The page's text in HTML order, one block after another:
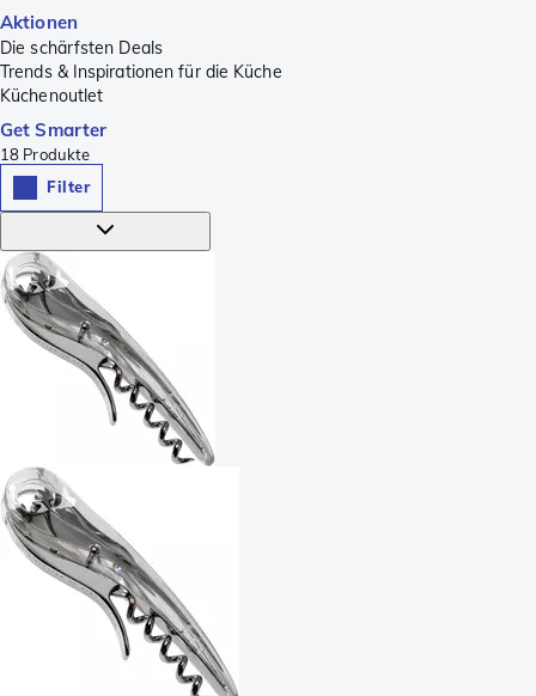
Aktionen
Die schärfsten Deals
Trends & Inspirationen für die Küche
Küchenoutlet
Get Smarter
18 Produkte
Filter